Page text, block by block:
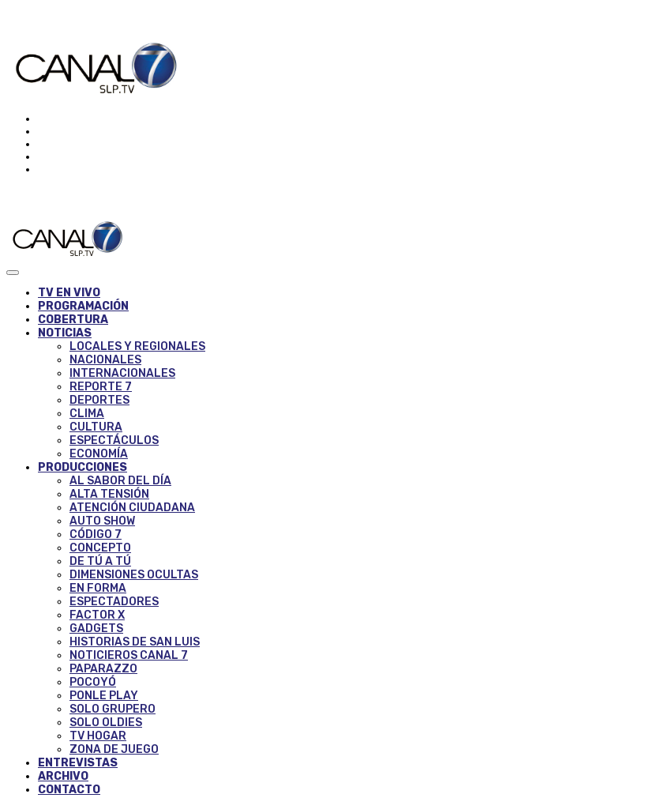
TV EN VIVO
PROGRAMACIÓN
COBERTURA
NOTICIAS
LOCALES Y REGIONALES
NACIONALES
INTERNACIONALES
REPORTE 7
DEPORTES
CLIMA
CULTURA
ESPECTÁCULOS
ECONOMÍA
PRODUCCIONES
AL SABOR DEL DÍA
ALTA TENSIÓN
ATENCIÓN CIUDADANA
AUTO SHOW
CÓDIGO 7
CONCEPTO
DE TÚ A TÚ
DIMENSIONES OCULTAS
EN FORMA
ESPECTADORES
FACTOR X
GADGETS
HISTORIAS DE SAN LUIS
NOTICIEROS CANAL 7
PAPARAZZO
POCOYÓ
PONLE PLAY
SOLO GRUPERO
SOLO OLDIES
TV HOGAR
ZONA DE JUEGO
ENTREVISTAS
ARCHIVO
CONTACTO